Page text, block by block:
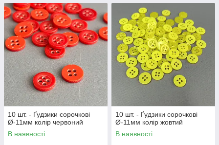
10 шт. - Ґудзики сорочкові
Ø-11мм колір червоний
В наявності
10 шт. - Ґудзики сорочкові
Ø-11мм колір жовтий
В наявності